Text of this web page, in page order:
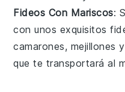
Fideos Con Mariscos:
con unos exquisitos
camarones, mejillones
que te transportará al